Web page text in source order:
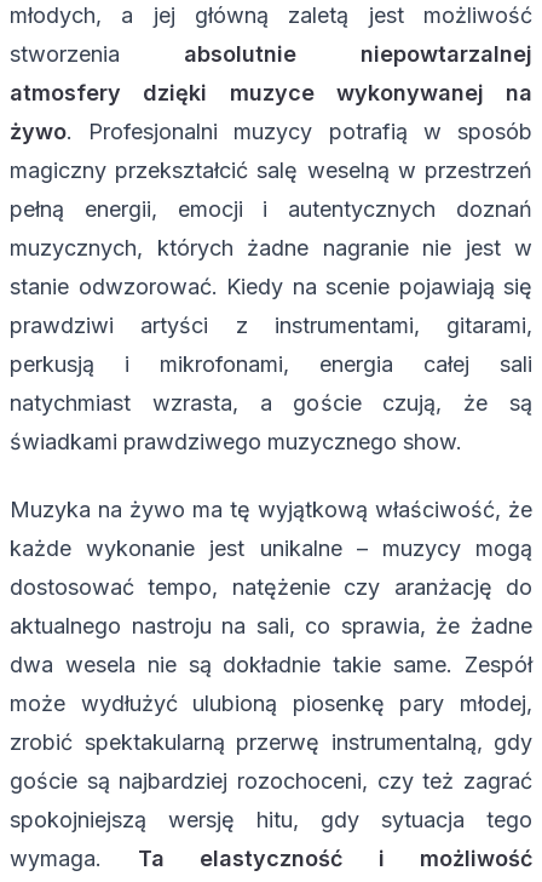
młodych, a jej główną zaletą jest możliwość
stworzenia absolutnie niepowtarzalnej
atmosfery dzięki muzyce wykonywanej na
żywo. Profesjonalni muzycy potrafią w sposób
magiczny przekształcić salę weselną w przestrzeń
pełną energii, emocji i autentycznych doznań
muzycznych, których żadne nagranie nie jest w
stanie odwzorować. Kiedy na scenie pojawiają się
prawdziwi artyści z instrumentami, gitarami,
perkusją i mikrofonami, energia całej sali
natychmiast wzrasta, a goście czują, że są
świadkami prawdziwego muzycznego show.
Muzyka na żywo ma tę wyjątkową właściwość, że
każde wykonanie jest unikalne – muzycy mogą
dostosować tempo, natężenie czy aranżację do
aktualnego nastroju na sali, co sprawia, że żadne
dwa wesela nie są dokładnie takie same. Zespół
może wydłużyć ulubioną piosenkę pary młodej,
zrobić spektakularną przerwę instrumentalną, gdy
goście są najbardziej rozochoceni, czy też zagrać
spokojniejszą wersję hitu, gdy sytuacja tego
wymaga. Ta elastyczność i możliwość